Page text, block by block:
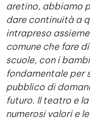
aretino, abbiamo
dare continuità a
intrapreso
comune che fare
scuole, con i
fondamentale per
pubblico di
futuro. Il teatro e
numerosi valori e